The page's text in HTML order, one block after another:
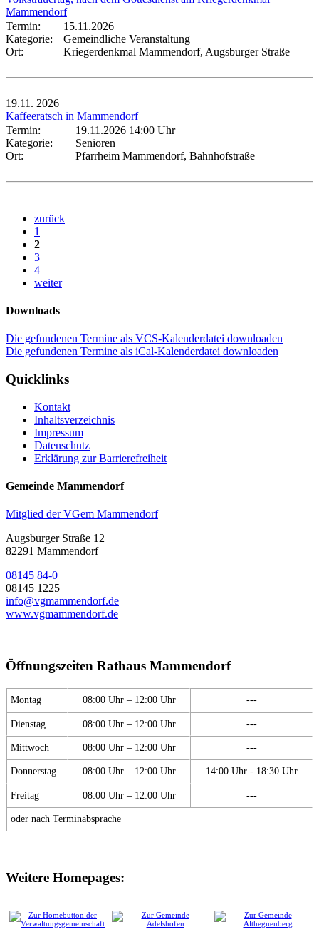
Mammendorf
Termin:
15.11.2026
Kategorie:
Gemeindliche Veranstaltung
Ort:
Kriegerdenkmal Mammendorf, Augsburger Straße
19.11. 2026
Kaffeeratsch in Mammendorf
Termin:
19.11.2026 14:00 Uhr
Kategorie:
Senioren
Ort:
Pfarrheim Mammendorf, Bahnhofstraße
zurück
1
2
3
4
weiter
Downloads
Die gefundenen Termine als VCS-Kalenderdatei downloaden
Die gefundenen Termine als iCal-Kalenderdatei downloaden
Quicklinks
Kontakt
Inhaltsverzeichnis
Impressum
Datenschutz
Erklärung zur Barrierefreiheit
Gemeinde Mammendorf
Mitglied der VGem Mammendorf
Augsburger Straße 12
82291 Mammendorf
08145 84-0
08145 1225
info@vgmammendorf.de
www.vgmammendorf.de
Öffnungszeiten Rathaus Mammendorf
Montag 08:00 Uhr – 12:00 Uhr ---
Dienstag 08:00 Uhr – 12:00 Uhr ---
Mittwoch 08:00 Uhr – 12:00 Uhr ---
Donnerstag 08:00 Uhr – 12:00 Uhr 14:00 Uhr - 18:30 Uhr
Freitag 08:00 Uhr – 12:00 Uhr ---
oder nach Terminabsprache
Weitere Homepages: